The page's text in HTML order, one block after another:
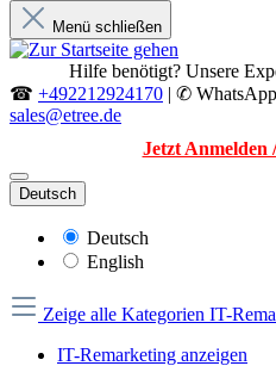
Menü schließen
Hilfe benötigt? Unsere
☎ +492212924170 | ✆
sales@etree.de
Jetzt Anmelden
Deutsch
Deutsch
English
Zeige alle Kategorien IT-
IT-Remarketing anzeigen